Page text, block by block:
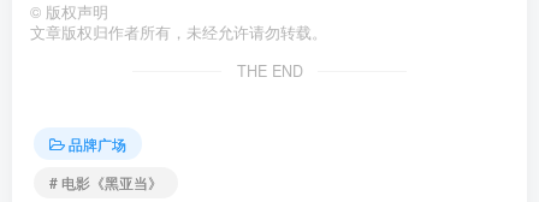
© 版权声明
文章版权归作者所有，未经允许请勿转载。
THE END
品牌广场
# 电影《黑亚当》